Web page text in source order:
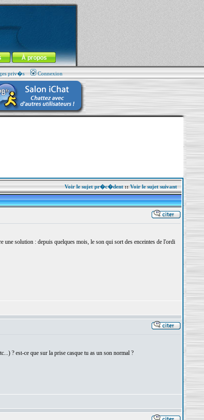
À propos
priv�s Connexion
Voir le sujet pr�c�dent::Voir le sujet suivant
une solution : depuis quelques mois, le son qui sort des enceintes de l'ordi
? est-ce que sur la prise casque tu as un son normal ?